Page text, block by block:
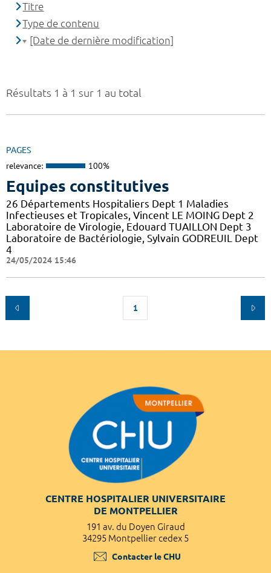
Résultats 1 à 1 sur 1 au total
PAGES
relevance: 100%
Equipes constitutives
26 Départements Hospitaliers Dept 1 Maladies
Infectieuses et Tropicales, Vincent LE MOING Dept 2
Laboratoire de Virologie, Edouard TUAILLON Dept 3
Laboratoire de Bactériologie, Sylvain GODREUIL Dept
4
24/05/2024 15:46
1
Titre
Type de contenu
[Date de dernière modification]
CENTRE HOSPITALIER UNIVERSITAIRE
DE MONTPELLIER
191 av. du Doyen Giraud
34295 Montpellier cedex 5
Contacter le CHU